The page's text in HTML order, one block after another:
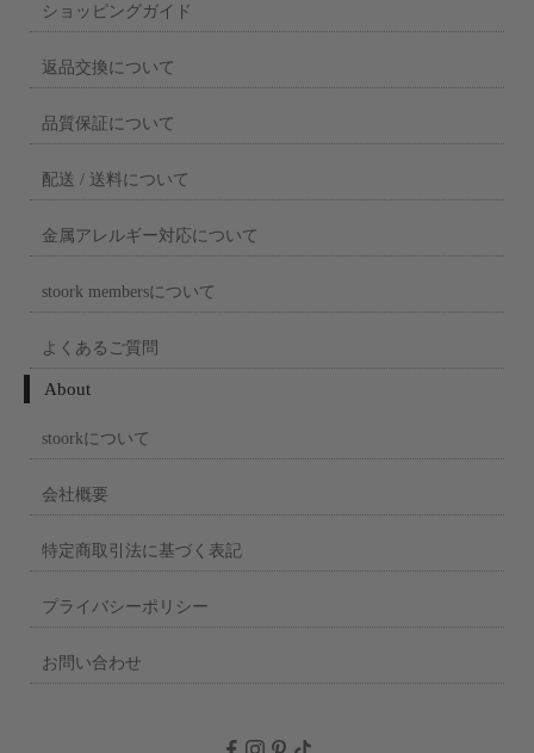
ショッピングガイド
返品交換について
品質保証について
配送 / 送料について
金属アレルギー対応について
stoork membersについて
よくあるご質問
About
stoorkについて
会社概要
特定商取引法に基づく表記
プライバシーポリシー
お問い合わせ